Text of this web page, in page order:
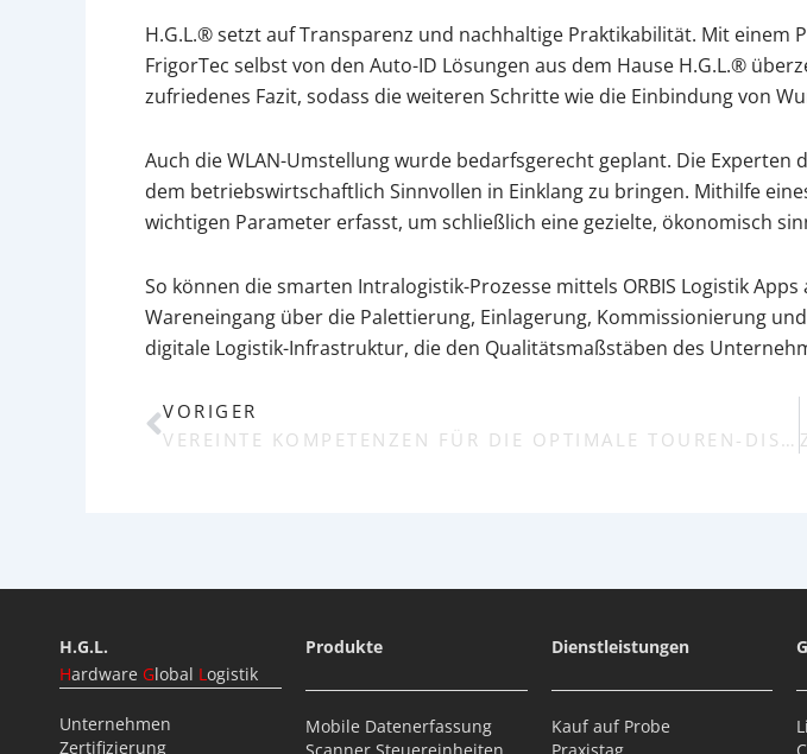
H.G.L.® setzt auf Transparenz und nachhaltige Praktikabilität. Mit
FrigorTec selbst von den Auto-ID Lösungen aus dem Hause H.G.L.®
zufriedenes Fazit, sodass die weiteren Schritte wie die Einbindung von
Auch die WLAN-Umstellung wurde bedarfsgerecht geplant. Die
dem betriebswirtschaftlich Sinnvollen in Einklang zu bringen. Mithilfe
wichtigen Parameter erfasst, um schließlich eine gezielte, ökonomisch
So können die smarten Intralogistik-Prozesse mittels ORBIS Logistik
Wareneingang über die Palettierung, Einlagerung, Kommissionierung
digitale Logistik-Infrastruktur, die den Qualitätsmaßstäben des
Prev
VORIGER
VEREINTE KOMPETENZEN FÜR DIE OPTIMALE TOUREN-DISPOSITION
H.G.L.
Hardware Global Logistik
Unternehmen
Zertifizierung
Produkte
Mobile Datenerfassung
Scanner Steuereinheiten
Dienstleistungen
Kauf auf Probe
Praxistag